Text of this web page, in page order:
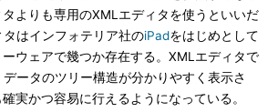
よりも専用のXMLエディタを使うといいだ
はインフォテリア社のiPadをはじめとして
ウェアで幾つか存在する。XMLエディタで
ータのツリー構造が分かりやすく表示さ
実かつ容易に行えるようになっている。